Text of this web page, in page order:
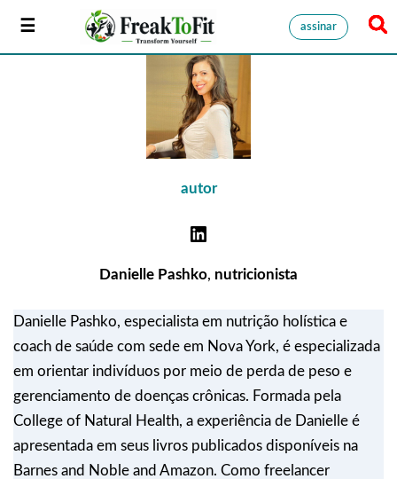
assinar
autor
Danielle Pashko, nutricionista
Danielle Pashko, especialista em nutrição holística e
coach de saúde com sede em Nova York, é especializada
em orientar indivíduos por meio de perda de peso e
gerenciamento de doenças crônicas. Formada pela
College of Natural Health, a experiência de Danielle é
apresentada em seus livros publicados disponíveis na
Barnes and Noble and Amazon. Como freelancer